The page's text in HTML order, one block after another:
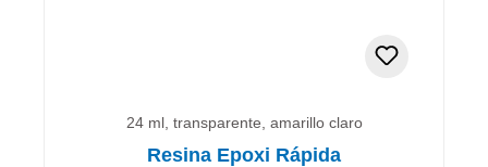
24 ml, transparente, amarillo claro
Resina Epoxi Rápida